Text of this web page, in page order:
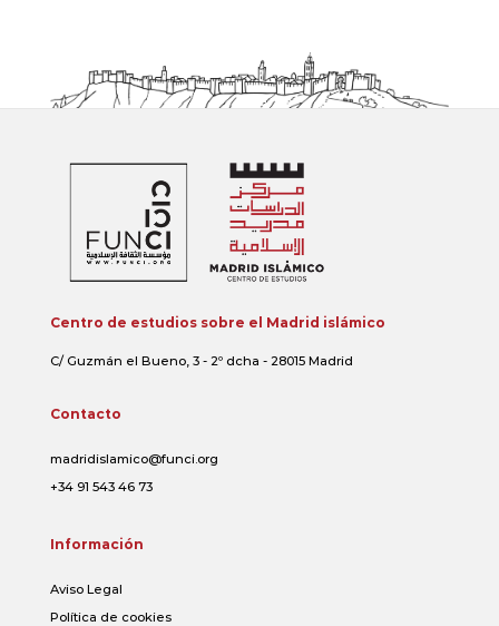
Centro de estudios sobre el Madrid islámico
C/ Guzmán el Bueno, 3 - 2º dcha - 28015 Madrid
Contacto
madridislamico@funci.org
+34 91 543 46 73
Información
Aviso Legal
Política de cookies